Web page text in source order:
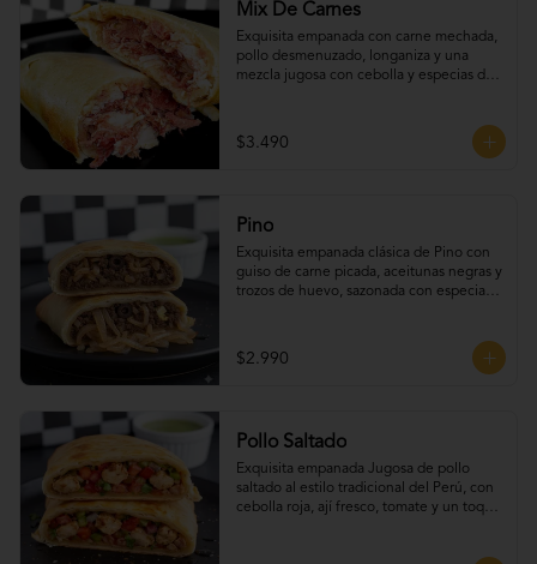
Mix De Carnes
Exquisita empanada con carne mechada,
pollo desmenuzado, longaniza y una
mezcla jugosa con cebolla y especias de
$3.490
Pino
Exquisita empanada clásica de Pino con
guiso de carne picada, aceitunas negras y
trozos de huevo, sazonada con especias
$2.990
Pollo Saltado
Exquisita empanada Jugosa de pollo
saltado al estilo tradicional del Perú, con
cebolla roja, ají fresco, tomate y un toque